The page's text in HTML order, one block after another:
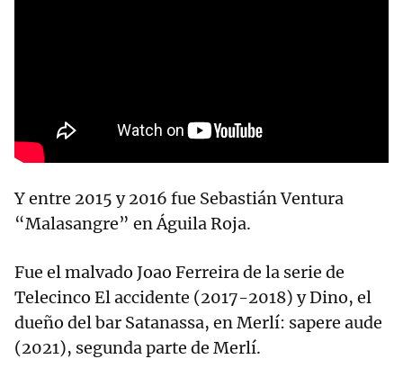
Y entre 2015 y 2016 fue Sebastián Ventura
“Malasangre” en Águila Roja.
Fue el malvado Joao Ferreira de la serie de
Telecinco El accidente (2017-2018) y Dino, el
dueño del bar Satanassa, en Merlí: sapere aude
(2021), segunda parte de Merlí.